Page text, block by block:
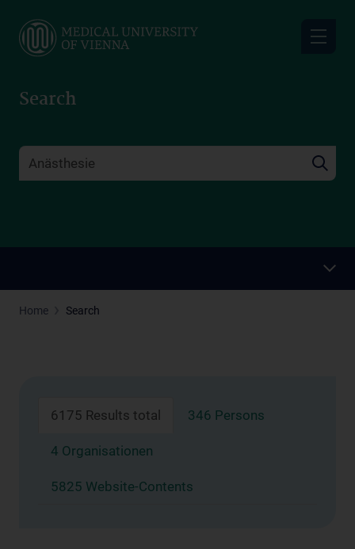
main
Search
Home Search
6175 Results total 346 Persons
4 Organisationen
5825 Website-Contents